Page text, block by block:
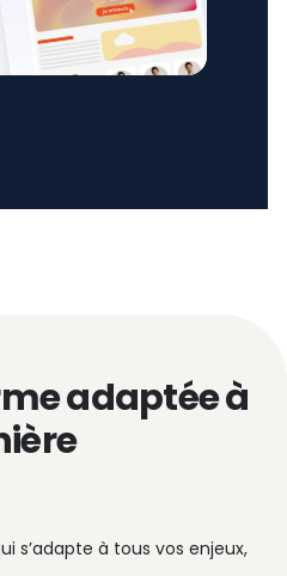
adaptée à
s’adapte à tous vos enjeux,